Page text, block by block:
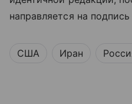
направляется на подпись
США Иран